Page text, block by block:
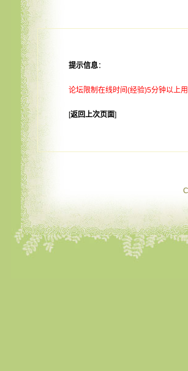
提示信息：
论坛限制在线时间(经验)5分钟以上用
[返回上次页面]